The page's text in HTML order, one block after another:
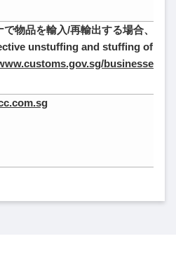
で物品を輸入/再輸出する場合、カ
unstuffing and stuffing of the
businesses/